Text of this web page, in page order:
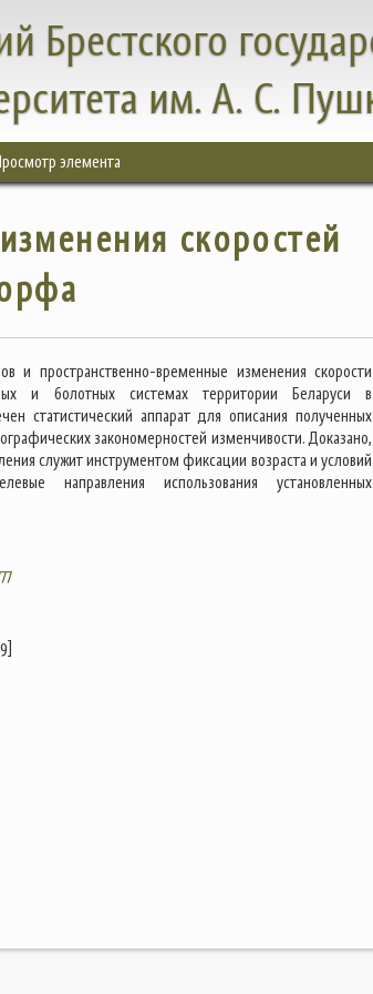
Брестского
им. А. С.
элемента
скоростей
и пространственно-временные изменения скорости
и болотных системах территории Беларуси в
статистический аппарат для описания полученных
закономерностей изменчивости. Доказано,
служит инструментом фиксации возраста и условий
направления использования установленных